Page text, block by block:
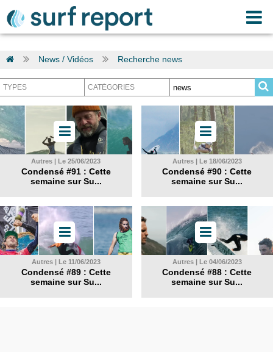
News / Vidéos Recherche news
Autres | Le 25/06/2023
Condensé #91 : Cette
semaine sur Su...
Autres | Le 18/06/2023
Condensé #90 : Cette
semaine sur Su...
Autres | Le 11/06/2023
Condensé #89 : Cette
semaine sur Su...
Autres | Le 04/06/2023
Condensé #88 : Cette
semaine sur Su...